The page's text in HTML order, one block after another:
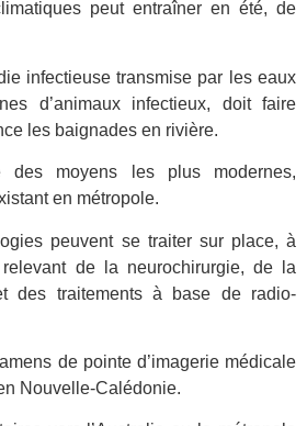
peut entraîner en été, de
infectieuse transmise par les eaux
d’animaux infectieux, doit faire
les baignades en rivière.
des moyens les plus modernes,
en métropole.
peuvent se traiter sur place, à
relevant de la neurochirurgie, de la
des traitements à base de radio-
de pointe d’imagerie médicale
Nouvelle-Calédonie.